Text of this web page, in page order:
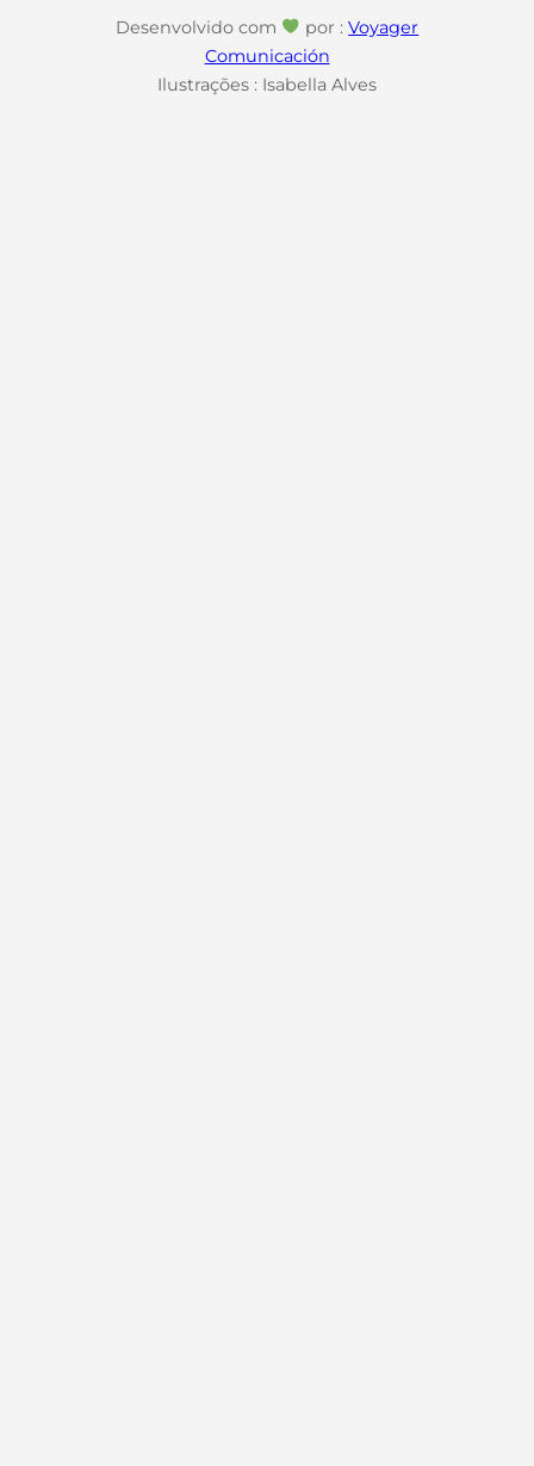
Desenvolvido com
por :Voyager
Comunicación
Ilustrações : Isabella Alves